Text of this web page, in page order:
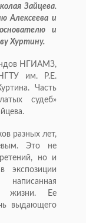
Зайцева.
Алексеева и
и
Хуртину.
НГИАМЗ,
НГТУ им. Р.Е.
Часть
судеб»
разных лет,
Это не
но и
экспозиции
жизни. Ее
выдающего